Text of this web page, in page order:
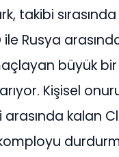
takibi
Rusya
büyük
Kişisel
kalan